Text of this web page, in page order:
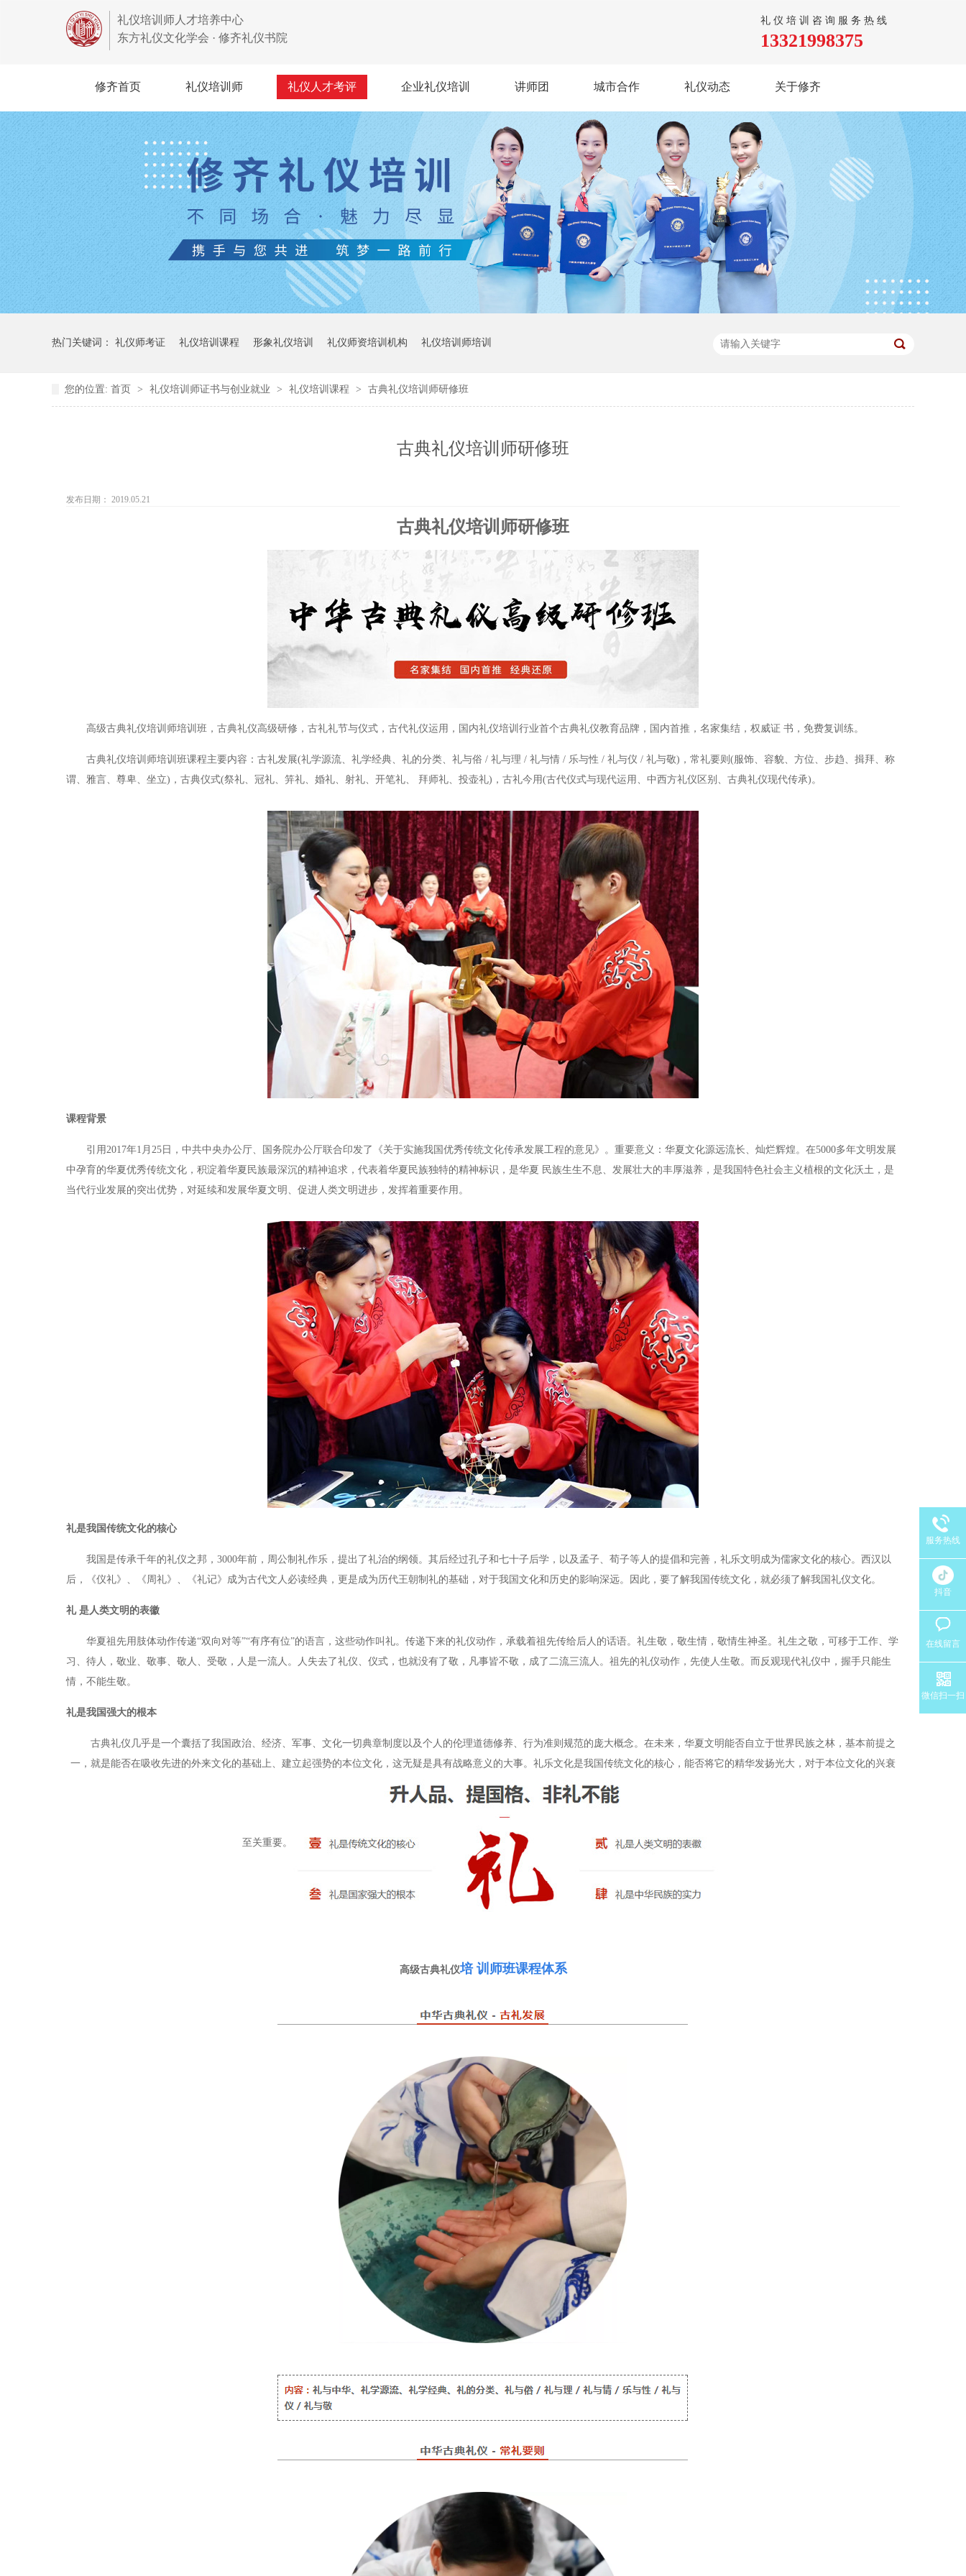
礼仪培训师人才培养中心
东方礼仪文化学会 · 修齐礼仪书院
礼仪培训咨询服务热线
13321998375
修齐首页 礼仪培训师 礼仪人才考评 企业礼仪培训 讲师团 城市合作 礼仪动态 关于修齐
热门关键词： 礼仪师考证 礼仪培训课程 形象礼仪培训 礼仪师资培训机构 礼仪培训师培训
您的位置: 首页 > 礼仪培训师证书与创业就业 > 礼仪培训课程 > 古典礼仪培训师研修班
古典礼仪培训师研修班
发布日期： 2019.05.21
古典礼仪培训师研修班
高级古典礼仪培训师培训班，古典礼仪高级研修，古礼礼节与仪式，古代礼仪运用，国内礼仪培训行业首个古典礼仪教育品牌，国内首推，名家集结，权威证 书，免费复训练。
古典礼仪培训师培训班课程主要内容：古礼发展(礼学源流、礼学经典、礼的分类、礼与俗 / 礼与理 / 礼与情 / 乐与性 / 礼与仪 / 礼与敬)，常礼要则(服饰、容貌、 方位、步趋、揖拜、称
谓、雅言、尊卑、坐立)，古典仪式(祭礼、冠礼、笄礼、婚礼、射礼、开笔礼、 拜师礼、投壶礼)，古礼今用(古代仪式与现代运用、中西方礼仪区别、古典礼仪现代传承)。
课程背景
引用2017年1月25日，中共中央办公厅、国务院办公厅联合印发了《关于实施我国优秀传统文化传承发展工程的意见》。 重要意义：华夏文化源远流长、灿烂辉煌。在5000多年文明发展
中孕育的华夏优秀传统文化，积淀着华夏民族最深沉的精神追求，代表着华夏民族独特的精神标识，是华夏 民族生生不息、发展壮大的丰厚滋养，是我国特色社会主义植根的文化沃土，是
当代行业发展的突出优势，对延续和发展华夏文明、促进人类文明进步，发挥着重要作用。
礼是我国传统文化的核心
我国是传承千年的礼仪之邦，3000年前，周公制礼作乐，提出了礼治的纲领。其后经过孔子和七十子后学，以及孟子、荀子等人的提倡和完善，礼乐文明成为儒家文化的核心。西汉以
后，《仪礼》、《周礼》、《礼记》成为古代文人必读经典，更是成为历代王朝制礼的基础，对于我国文化和历史的影响深远。因此，要了解我国传统文化，就必须了解我国礼仪文化。
礼 是人类文明的表徽
华夏祖先用肢体动作传递“双向对等”“有序有位”的语言，这些动作叫礼。传递下来的礼仪动作，承载着祖先传给后人的话语。礼生敬，敬生情，敬情生神圣。礼生之敬，可移于工作、学
习、待人，敬业、敬事、敬人、受敬，人是一流人。人失去了礼仪、仪式，也就没有了敬，凡事皆不敬，成了二流三流人。祖先的礼仪动作，先使人生敬。而反观现代礼仪中，握手只能生
情，不能生敬。
礼是我国强大的根本
古典礼仪几乎是一个囊括了我国政治、经济、军事、文化一切典章制度以及个人的伦理道德修养、行为准则规范的庞大概念。在未来，华夏文明能否自立于世界民族之林，基本前提之
一，就是能否在吸收先进的外来文化的基础上、建立起强势的本位文化，这无疑是具有战略意义的大事。礼乐文化是我国传统文化的核心，能否将它的精华发扬光大，对于本位文化的兴衰
至关重要。
高级古典礼仪培 训师班课程体系
服务热线
抖音
在线留言
微信扫一扫